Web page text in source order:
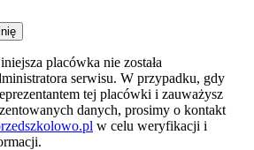
placówka nie została
serwisu. W przypadku, gdy
tej placówki i zauważysz
danych, prosimy o kontakt
w celu weryfikacji i